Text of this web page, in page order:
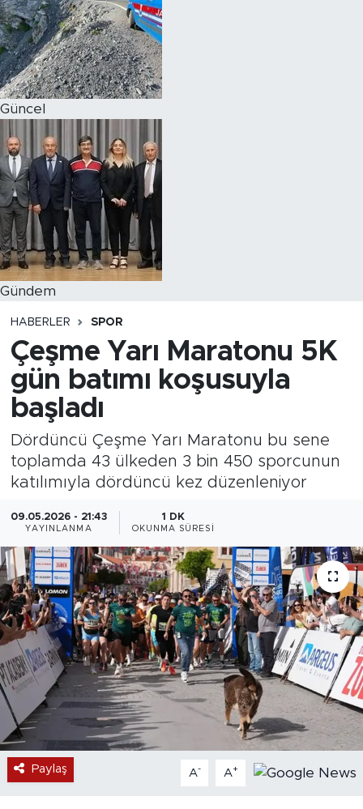
Güncel
Gündem
HABERLER SPOR
Çeşme Yarı Maratonu 5K
gün batımı koşusuyla
başladı
Dördüncü Çeşme Yarı Maratonu bu sene
toplamda 43 ülkeden 3 bin 450 sporcunun
katılımıyla dördüncü kez düzenleniyor
09.05.2026 - 21:43
YAYINLANMA
1 DK
OKUNMA SÜRESI
Paylaş A- A+
Magazin
Özel Haber
Politika
Resmi İlanlar
Sağlık
Spor
Turizm